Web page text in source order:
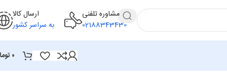
مشاوره تلفنی
02188343430
ارسال کالا
به سراسر کشور
۰